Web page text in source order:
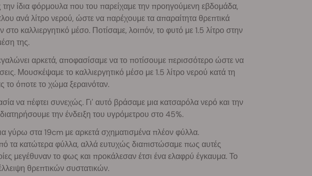
ίδια φόρμουλα που του παρείχαμε την προηγούμενη εβδομάδα,
ανά λίτρο νερού, ώστε να παρέχουμε τα απαραίτητα θρεπτικά
καλλιεργητικό μέσο. Ποτίσαμε, λοιπόν, το φυτό με 1.5 λίτρο στην
της.
αρκετά, αποφασίσαμε να το ποτίσουμε περισσότερο ώστε να
Μουσκέψαμε το καλλιεργητικό μέσο με 1.5 λίτρο νερού κατά τη
όποτε το χώμα ξεραινόταν.
να πέφτει συνεχώς. Γι' αυτό βράσαμε μια κατσαρόλα νερό και την
την ένδειξη του υγρόμετρου στο 45%.
γύρω στα 19cm με αρκετά σχηματισμένα πλέον φύλλα.
τα κατώτερα φύλλα, αλλά ευτυχώς διαπιστώσαμε πως αυτές
μεγέθυναν το φως και προκάλεσαν έτσι ένα ελαφρύ έγκαυμα. Το
θρεπτικών συστατικών.